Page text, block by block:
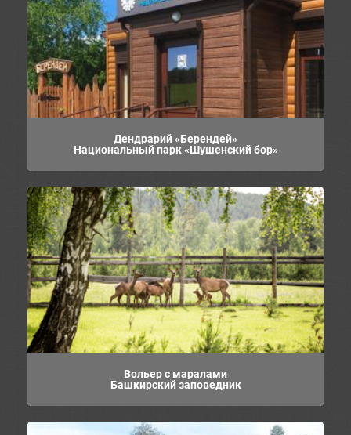
Дендрарий «Берендей»
Национальный парк «Шушенский бор»
Вольер с маралами
Башкирский заповедник